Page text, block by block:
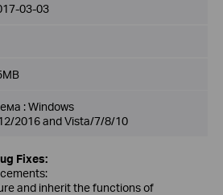
03-03
: Windows
2016 and Vista/7/8/10
Fixes:
and inherit the functions of